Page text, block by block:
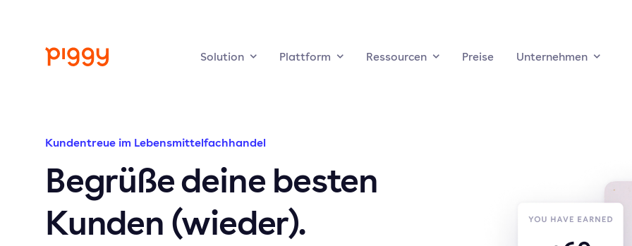
Solution Plattform Ressourcen Preise Unternehmen
Kundentreue im Lebensmittelfachhandel
Begrüße deine besten
Kunden (wieder).